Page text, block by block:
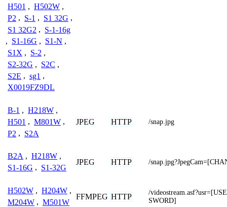
H501 , H502W ,
P2 , S-1 , S1 32G ,
S1 32G2 , S-1-16g
, S1-16G , S1-N ,
S1X , S-2 ,
S2-32G , S2C ,
S2E , sg1 ,
X0019FZ9DL
B-1 , H218W ,
H501 , M801W ,
P2 , S2A
JPEG HTTP /snap.jpg
B2A , H218W ,
S1-16G , S1-32G
JPEG HTTP /
H502W , H204W ,
M204W , M501W
FFMPEG HTTP
/
SWORD]